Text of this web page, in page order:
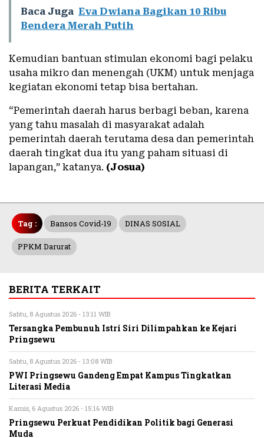
Baca Juga Eva Dwiana Bagikan 10 Ribu
Bendera Merah Putih
Kemudian bantuan stimulan ekonomi bagi pelaku
usaha mikro dan menengah (UKM) untuk menjaga
kegiatan ekonomi tetap bisa bertahan.
“Pemerintah daerah harus berbagi beban, karena
yang tahu masalah di masyarakat adalah
pemerintah daerah terutama desa dan pemerintah
daerah tingkat dua itu yang paham situasi di
lapangan,” katanya. (Josua)
Tag : Bansos Covid-19 DINAS SOSIAL
PPKM Darurat
BERITA TERKAIT
Sabtu, 8 Agustus 2026 - 13:11 WIB
Tersangka Pembunuh Istri Siri Dilimpahkan ke Kejari
Pringsewu
Sabtu, 8 Agustus 2026 - 13:08 WIB
PWI Pringsewu Gandeng Empat Kampus Tingkatkan
Literasi Media
Kamis, 6 Agustus 2026 - 15:16 WIB
Pringsewu Perkuat Pendidikan Politik bagi Generasi
Muda